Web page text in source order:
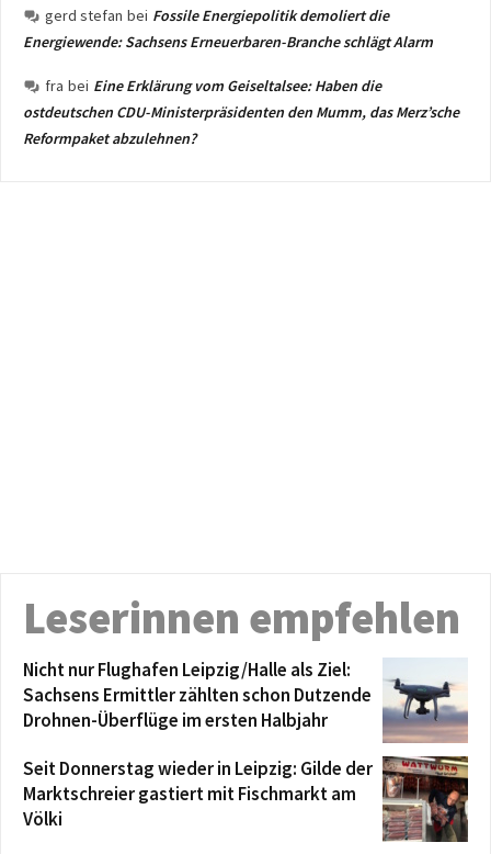
gerd stefan bei Fossile Energiepolitik demoliert die
Energiewende: Sachsens Erneuerbaren-Branche schlägt Alarm
fra bei Eine Erklärung vom Geiseltalsee: Haben die
ostdeutschen CDU-Ministerpräsidenten den Mumm, das Merz’sche
Reformpaket abzulehnen?
Leserinnen empfehlen
Nicht nur Flughafen Leipzig/Halle als Ziel:
Sachsens Ermittler zählten schon Dutzende
Drohnen-Überflüge im ersten Halbjahr
Seit Donnerstag wieder in Leipzig: Gilde der
Marktschreier gastiert mit Fischmarkt am
Völki